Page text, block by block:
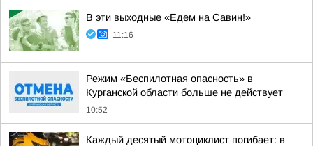
В эти выходные «Едем на Савин!»
11:16
Режим «Беспилотная опасность» в
Курганской области больше не действует
10:52
Каждый десятый мотоциклист погибает: в